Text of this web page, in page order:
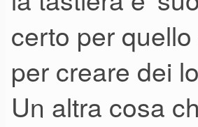
bpm sia sempre
sfasamento di
vivo non si nota,
costretto a
certo per
per creare dei
Un altra cosa